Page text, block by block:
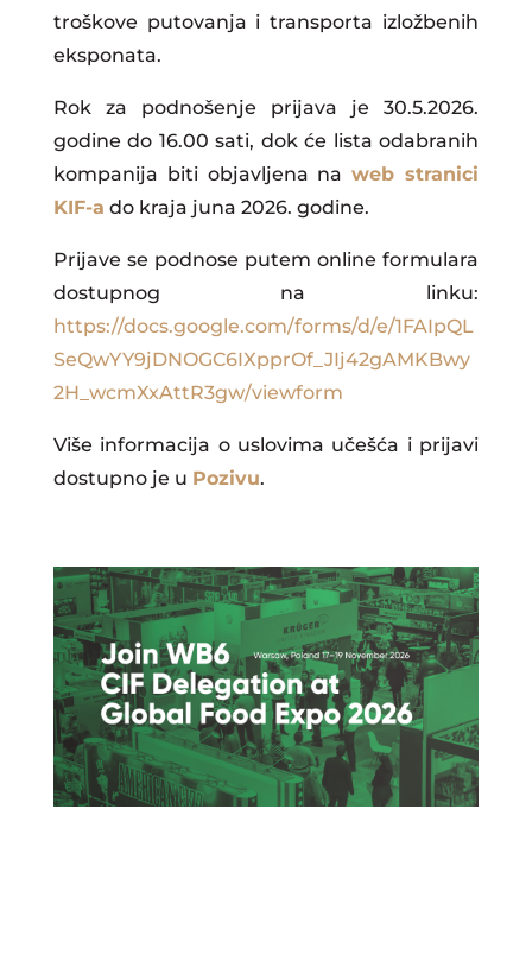
troškove putovanja i transporta izložbenih
eksponata.
Rok za podnošenje prijava je 30.5.2026.
godine do 16.00 sati, dok će lista odabranih
kompanija biti objavljena naweb stranici
KIF-a do kraja juna 2026. godine.
Prijave se podnose putem online formulara
dostupnog na linku:
https://docs.google.com/forms/d/e/1FAIpQL
SeQwYY9jDNOGC6IXpprOf_JIj42gAMKBwy
2H_wcmXxAttR3gw/viewform
Više informacija o uslovima učešća i prijavi
dostupno je u Pozivu.